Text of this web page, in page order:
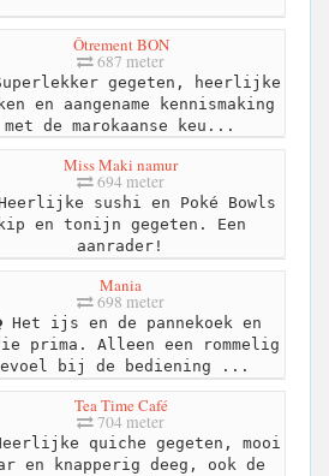
Ôtrement BON
687 meter
gegeten, heerlijke
en aangename kennismaking
met de marokaanse keu...
Miss Maki namur
694 meter
sushi en Poké Bowls
kip en tonijn gegeten. Een
aanrader!
Mania
698 meter
Het ijs en de pannekoek en
prima. Alleen een rommelig
bij de bediening ...
Tea Time Café
704 meter
quiche gegeten, mooi
en knapperig deeg, ook de